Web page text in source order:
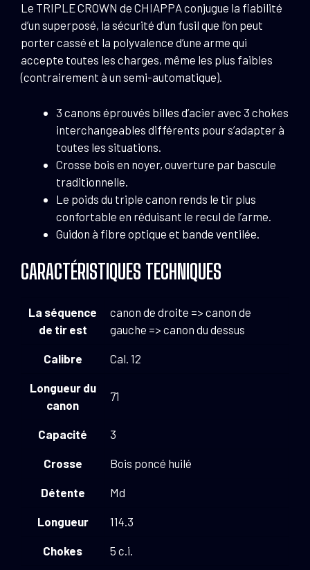
12/76
Le TRIPLE CROWN de CHIAPPA conjugue la fiabilité
d’un superposé, la sécurité d’un fusil que l’on peut
porter cassé et la polyvalence d’une arme qui
accepte toutes les charges, même les plus faibles
(contrairement à un semi-automatique).
3 canons éprouvés billes d’acier avec 3 chokes
interchangeables différents pour s’adapter à
toutes les situations.
Crosse bois en noyer, ouverture par bascule
traditionnelle.
Le poids du triple canon rends le tir plus
confortable en réduisant le recul de l’arme.
Guidon à fibre optique et bande ventilée.
CARACTÉRISTIQUES TECHNIQUES
La séquence
de tir est
canon de droite => canon de
gauche => canon du dessus
Calibre Cal. 12
Longueur du
canon
71
Capacité 3
Crosse Bois poncé huilé
Détente Md
Longueur 114.3
Chokes 5 c.i.